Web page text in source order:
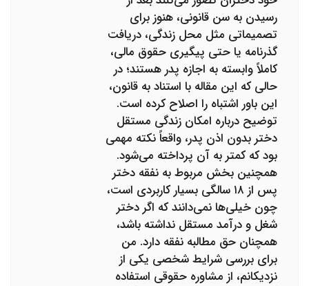
رسیدن به سن قانونی، هنوز برای
تصمیماتی مثل محل زندگی، دریافت
گذرنامه یا حتی پیگیری حقوق مالی،
کاملاً وابسته به اجازه پدر هستند؛ در
حالی که این مقاله با استناد به قانون،
این باور اشتباه را اصلاح کرده است.
توضیح درباره امکان زندگی مستقل
دختر بدون اذن پدر، واقعاً نکته مهمی
بود که کمتر به آن پرداخته می‌شود.
همچنین بخش مربوط به نفقه دختر
پس از ۱۸ سالگی بسیار کاربردی است،
چون خیلی‌ها نمی‌دانند که اگر دختر
شغل و درآمد مستقل نداشته باشد،
همچنان حق مطالبه نفقه دارد. من
برای بررسی شرایط شخصی یکی از
نزدیکانم، از مشاوره حقوقی استفاده